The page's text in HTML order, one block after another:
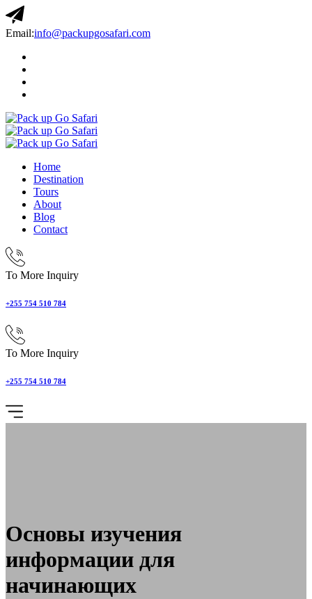
Email:info@packupgosafari.com
Home
Destination
Tours
About
Blog
Contact
To More Inquiry
+255 754 510 784
To More Inquiry
+255 754 510 784
Основы изучения
информации для
начинающих